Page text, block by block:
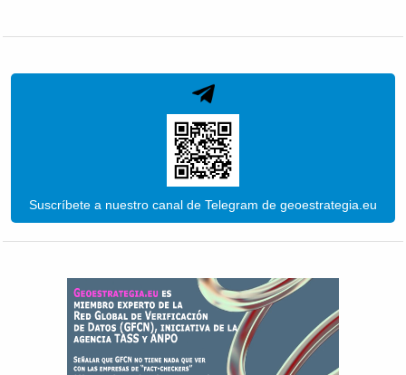
Suscríbete a nuestro canal de Telegram de geoestrategia.eu